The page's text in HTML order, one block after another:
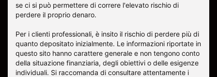
se ci si può permettere di correre l'elevato rischio di
perdere il proprio denaro.
Per i clienti professionali, è insito il rischio di perdere più di
quanto depositato inizialmente. Le informazioni riportate in
questo sito hanno carattere generale e non tengono conto
della situazione finanziaria, degli obiettivi o delle esigenze
individuali. Si raccomanda di consultare attentamente i